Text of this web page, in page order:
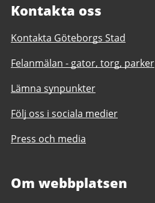
Kontakta oss
Kontakta Göteborgs Stad
Felanmälan - gator, torg, parker
Lämna synpunkter
Följ oss i sociala medier
Press och media
Om webbplatsen